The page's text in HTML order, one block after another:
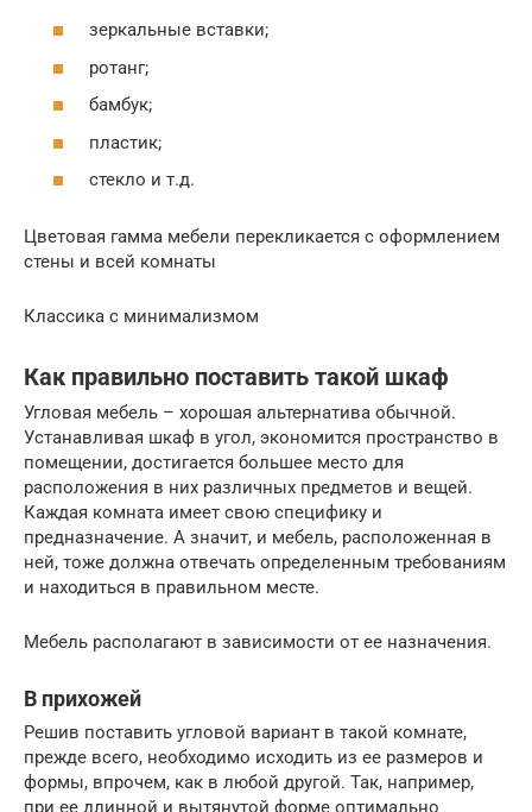
зеркальные вставки;
ротанг;
бамбук;
пластик;
стекло и т.д.
Цветовая гамма мебели перекликается с оформлением
стены и всей комнаты
Классика с минимализмом
Как правильно поставить такой шкаф
Угловая мебель – хорошая альтернатива обычной.
Устанавливая шкаф в угол, экономится пространство в
помещении, достигается большее место для
расположения в них различных предметов и вещей.
Каждая комната имеет свою специфику и
предназначение. А значит, и мебель, расположенная в
ней, тоже должна отвечать определенным требованиям
и находиться в правильном месте.
Мебель располагают в зависимости от ее назначения.
В прихожей
Решив поставить угловой вариант в такой комнате,
прежде всего, необходимо исходить из ее размеров и
формы, впрочем, как в любой другой. Так, например,
при ее длинной и вытянутой форме оптимально